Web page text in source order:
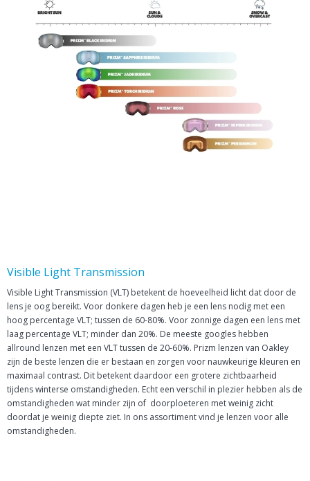
Visible Light Transmission
Visible Light Transmission (VLT) betekent de hoeveelheid licht dat door de
lens je oog bereikt. Voor donkere dagen heb je een lens nodig met een
hoog percentage VLT; tussen de 60-80%. Voor zonnige dagen een lens met
laag percentage VLT; minder dan 20%. De meeste googles hebben
allround lenzen met een VLT tussen de 20-60%. Prizm lenzen van Oakley
zijn de beste lenzen die er bestaan en zorgen voor nauwkeurige kleuren en
maximaal contrast. Dit betekent daardoor een grotere zichtbaarheid
tijdens winterse omstandigheden. Echt een verschil in plezier hebben als de
omstandigheden wat minder zijn of doorploeteren met weinig zicht
doordat je weinig diepte ziet. In ons assortiment vind je lenzen voor alle
omstandigheden.